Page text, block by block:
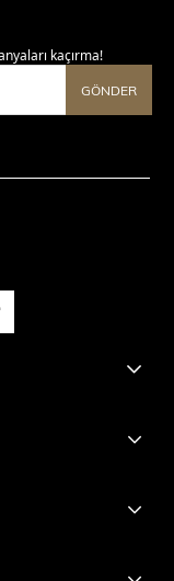
kaçırma!
GÖNDER